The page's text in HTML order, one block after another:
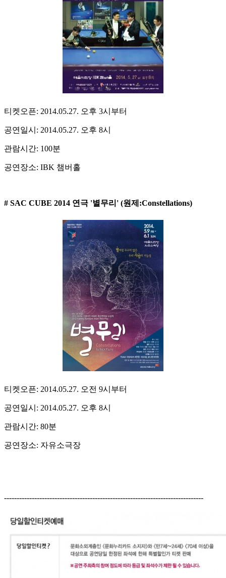
티켓오픈: 2014.05.27. 오후 3시부터
공연일시: 2014.05.27. 오후 8시
관람시간: 100분
공연장소: IBK 챔버홀
# SAC CUBE 2014 연극 '별무리' (원제:Constellations)
티켓오픈: 2014.05.27. 오전 9시부터
공연일시: 2014.05.27. 오후 8시
관람시간: 80분
공연장소: 자유소극장
-------------------------------------------------------------------------------